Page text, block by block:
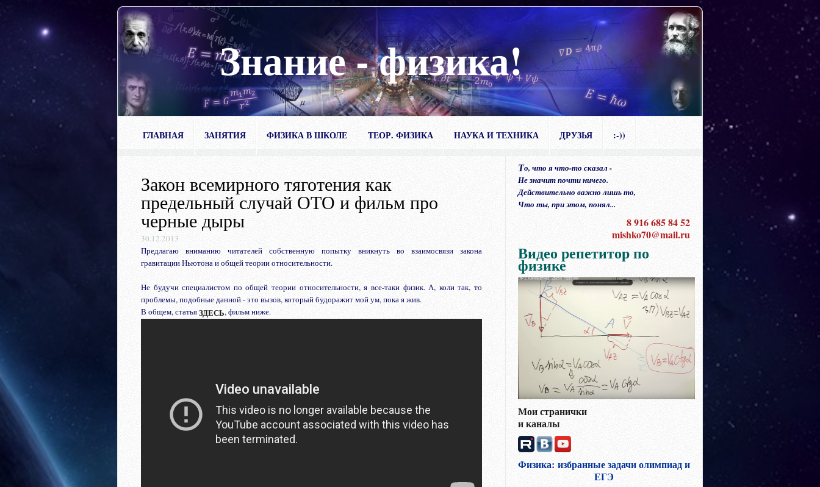
Знание - физика!
Текст
Репетитор Голодняк
ГЛАВНАЯ ЗАНЯТИЯ ФИЗИКА В ШКОЛЕ ТЕОР. ФИЗИКА НАУКА И ТЕХНИКА ДРУЗЬЯ :-))
Закон всемирного тяготения как
предельный случай ОТО и фильм про
черные дыры
30.12.2013
Предлагаю вниманию читателей собственную попытку вникнуть во взаимосвязи закона
гравитации Ньютона и общей теории относительности.
Не будучи специалистом по общей теории относительности, я все-таки физик. А, коли так, то
проблемы, подобные данной - это вызов, который будоражит мой ум, пока я жив.
В общем, статьяЗДЕСЬ, фильм ниже.
То, что я что-то сказал -
Не значит почти ничего.
Действительно важно лишь то,
Что ты, при этом, понял...
8 916 685 84 52
mishko70@mail.ru
Видео репетитор по
физике
Мои странички
и каналы
Физика: избранные задачи олимпиад и
ЕГЭ